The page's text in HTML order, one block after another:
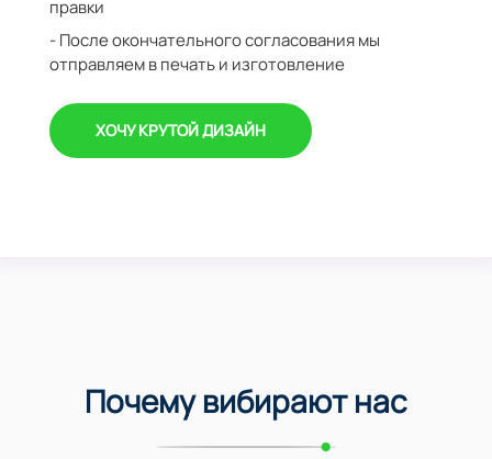
правки
- После окончательного согласования мы
отправляем в печать и изготовление
ХОЧУ КРУТОЙ ДИЗАЙН
Почему вибирают нас